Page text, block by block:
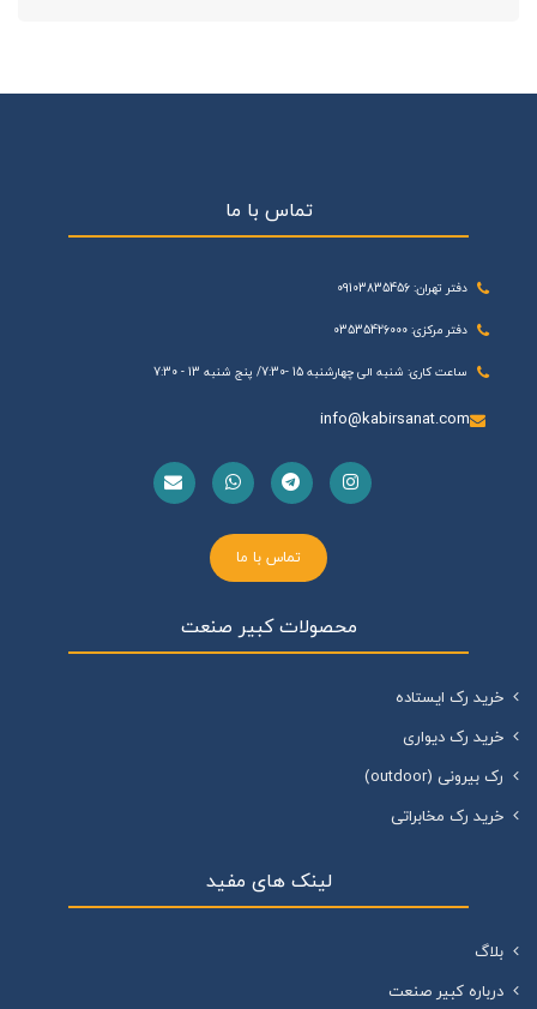
تماس با ما
دفتر تهران: 09103835456
دفتر مرکزی: 03535426000
ساعت کاری: شنبه الی چهارشنبه 15 -7:30/ پنج شنبه 13 - 7:30
info@kabirsanat.com
تماس با ما
محصولات کبیر صنعت
خرید رک ایستاده
خرید رک دیواری
رک بیرونی (outdoor)
خرید رک مخابراتی
لینک های مفید
بلاگ
درباره کبیر صنعت